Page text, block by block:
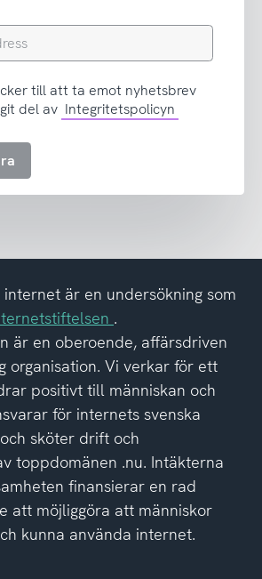
till att ta emot nyhetsbrev
del av Integritetspolicyn
internet är en undersökning som
.
är en oberoende, affärsdriven
organisation. Vi verkar för ett
positivt till människan och
för internets svenska
sköter drift och
toppdomänen .nu. Intäkterna
finansierar en rad
att möjliggöra att människor
kunna använda internet.